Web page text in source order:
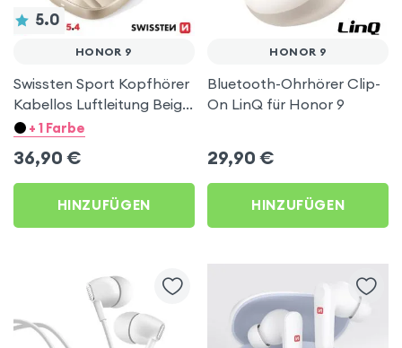
5.0
HONOR 9
Swissten Sport Kopfhörer
Kabellos Luftleitung Beige
für Honor 9
+ 1 Farbe
36,90 €
HINZUFÜGEN
HONOR 9
Bluetooth-Ohrhörer Clip-
On LinQ für Honor 9
29,90 €
HINZUFÜGEN